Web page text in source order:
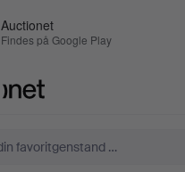
Auctionet
Findes på Google Play